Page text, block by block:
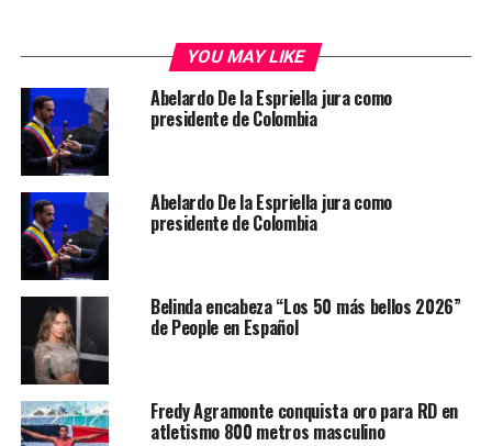
YOU MAY LIKE
Abelardo De la Espriella jura como
presidente de Colombia
Abelardo De la Espriella jura como
presidente de Colombia
Belinda encabeza “Los 50 más bellos 2026”
de People en Español
Fredy Agramonte conquista oro para RD en
atletismo 800 metros masculino